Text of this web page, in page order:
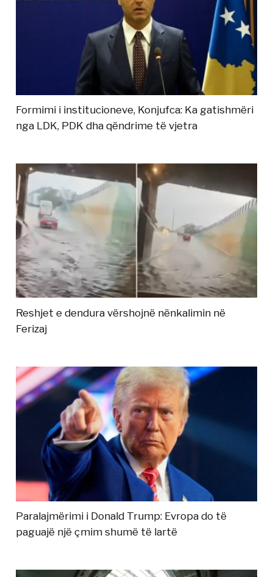
Formimi i institucioneve, Konjufca: Ka gatishmëri
nga LDK, PDK dha qëndrime të vjetra
Reshjet e dendura vërshojnë nënkalimin në
Ferizaj
Paralajmërimi i Donald Trump: Evropa do të
paguajë një çmim shumë të lartë